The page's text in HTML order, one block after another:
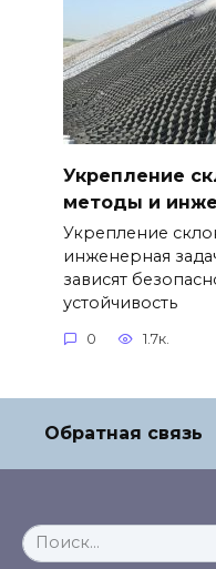
Укрепление
методы и
Укрепление
инженерная
зависят
устойчивость
0 1.7к.
Обратная связь
Search
for: